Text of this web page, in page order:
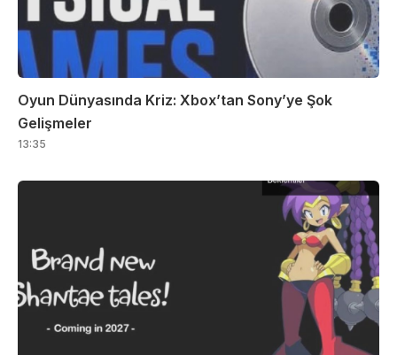
Oyun Dünyasında Kriz: Xbox’tan Sony’ye Şok
Gelişmeler
13:35